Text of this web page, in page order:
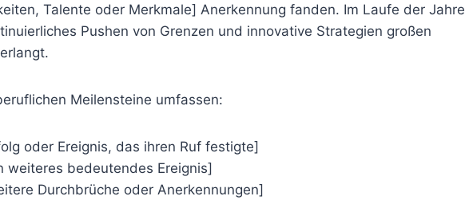
Talente oder Merkmale] Anerkennung fanden. Im Laufe der Jahre
Pushen von Grenzen und innovative Strategien großen
Meilensteine umfassen:
oder Ereignis, das ihren Ruf festigte]
weiteres bedeutendes Ereignis]
Durchbrüche oder Anerkennungen]